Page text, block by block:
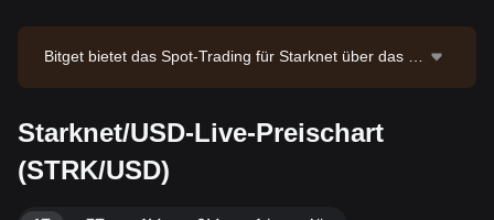
Bitget bietet das Spot-Trading für Starknet über das H
delsvolumen von $125,047.57. Starknet hat eine Mark
von --. Datenquelle: Bitget-Börse. Zuletzt aktualisiert:
Starknet/USD-Live-Preischart
(STRK/USD)